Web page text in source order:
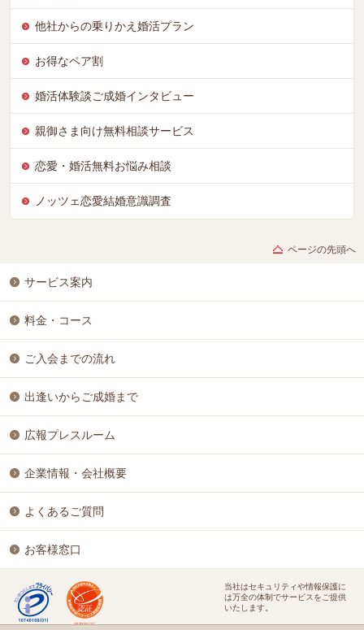
他社からの乗りかえ婚活プラン
お得なペア割
婚活体験談ご成婚インタビュー
親御さま向け無料相談サービス
恋愛・婚活無料お悩み相談
ノッツェ恋愛結婚意識調査
ページの先頭へ
サービス案内
料金・コース
ご入会までの流れ
出逢いからご成婚まで
広報プレスルーム
企業情報・会社概要
よくあるご質問
お客様窓口
当社はセキュリティや情報保護に
は万全の体制でサービスをご提供
いたします。